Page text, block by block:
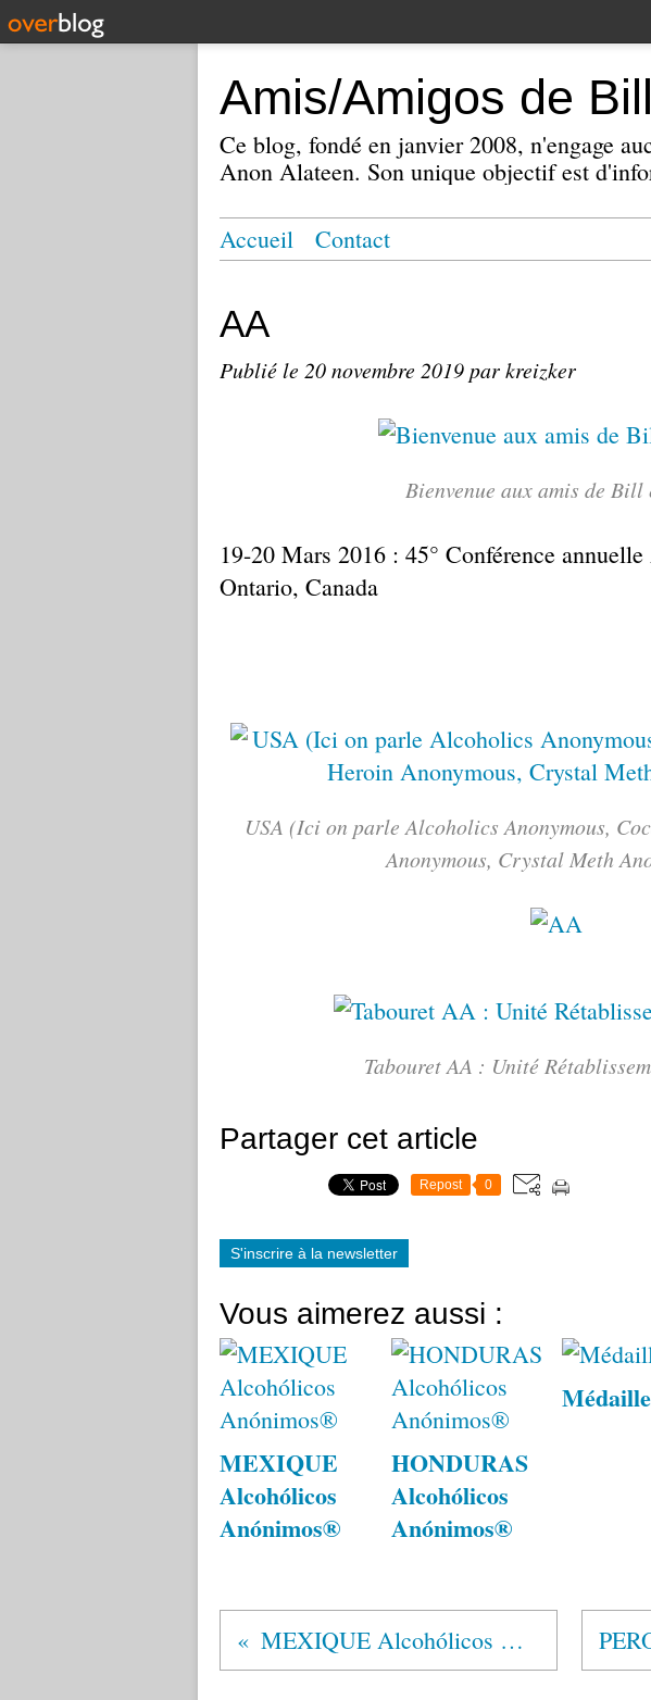
Amis/Amigos de
Ce blog, fondé en janvier 2008, n'engage
Anon Alateen. Son unique objectif est
Accueil Contact
AA
Publié le 20 novembre 2019par kreizker
Bienvenue aux amis de Bill
19-20 Mars 2016 : 45° Conférence
Ontario, Canada
USA (Ici on parle Alcoholics Anonymous,
Anonymous, Crystal Meth
Tabouret AA : Unité
Partager cet article
Repost 0
S'inscrire à la newsletter
Vous aimerez aussi :
MEXIQUE
Alcohólicos
Anónimos®
HONDURAS
Alcohólicos
Anónimos®
MEXIQUE Alcohólicos Anónimos®